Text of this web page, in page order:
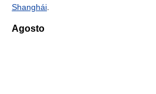
Shanghái
Agosto